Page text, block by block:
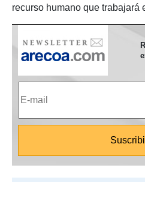
recurso humano que trabajará